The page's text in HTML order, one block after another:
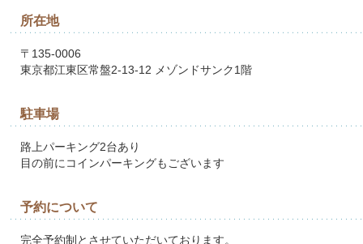
所在地
〒135-0006
東京都江東区常盤2-13-12 メゾンドサンク1階
駐車場
路上パーキング2台あり
目の前にコインパーキングもございます
予約について
完全予約制とさせていただいております。